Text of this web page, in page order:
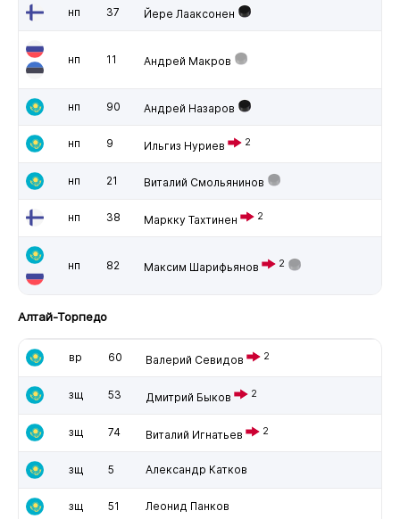
нп 37 Йере Лааксонен
нп 11 Андрей Макров
нп 90 Андрей Назаров
нп 9 Ильгиз Нуриев 2
нп 21 Виталий Смольянинов
нп 38 Маркку Тахтинен 2
нп 82 Максим Шарифьянов 2
Алтай-Торпедо
вр 60 Валерий Севидов 2
зщ 53 Дмитрий Быков 2
зщ 74 Виталий Игнатьев 2
зщ 5 Александр Катков
зщ 51 Леонид Панков